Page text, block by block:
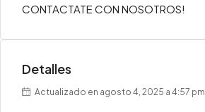
CONTACTATE CON NOSOTROS!
Detalles
Actualizado en agosto 4, 2025 a 4:57 pm